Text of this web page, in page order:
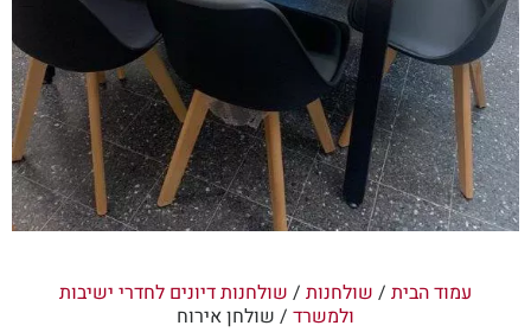
עמוד הבית / שולחנות / שולחנות דיונים לחדרי ישיבות
ולמשרד / שולחן אירוח